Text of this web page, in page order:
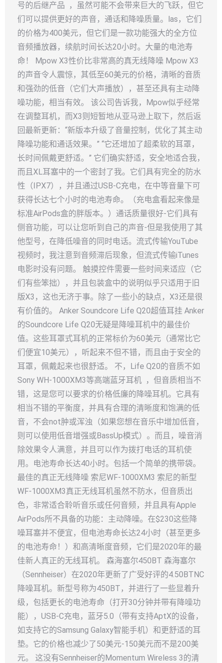
号的后继产品 ，虽然可能不会带来巨大的飞跃，但它
们可以提供更好的声音，通话和降噪质量。las，它们
的价格为400美元，但它们是一款功能强大的全方位
音频播放器，续航时间长达20小时。大量的电池寿
命！ Mpow X3性价比非常高的真无线降噪 Mpow X3
的声音令人震惊，其低至60美元的价格，清晰的音质
和强劲的低音（它们大声播放），甚至还具有主动降
噪功能，相当有效。 该公司告诉我，Mpow似乎经常
在调整耳机，而X3则短暂地从亚马逊上取下，然后返
回最新更新：“新版本升级了音量控制，优化了其主动
降噪功能和通话效果。” “它还增加了超柔软的耳罩，
长时间佩戴更舒适。” 它们确实舒适，安全地适合我，
而且XL耳塞中的一个密封了我。它们具有完全的防水
性（IPX7），并且通过USB-C充电，在中等音量下可
获得长达七个小时的电池寿命。（充电盒看起来像是
标准AirPods盒的胖版本。）通话质量很好-它们具有
侧音功能，可以让您听到自己的声音-但是我使用了其
他型号，在降低噪音的同时电话。流式传输YouTube
视频时，我注意到音频滞后现象，但流式传输iTunes
电影时没有问题。 触摸控件需要一些时间来适应（它
们有些笨拙），并且包装盒中的说明似乎只适用于旧
版X3，这也无济于事。除了一些小的缺点，X3还是很
有价值的。 Anker Soundcore Life Q20超值耳挂 Anker
的Soundcore Life Q20无疑是降噪耳机中的最佳价
值。这些耳罩式耳机的正常标价为60美元（通常比它
们便宜10美元），听起来不但不错，而且由于安全的
耳罩，佩戴起来也很舒适。 不，Life Q20的音质不如
Sony WH-1000XM3等高端蓝牙耳机 ，但音质相当不
错，这是您可以要求的价格低廉的降噪耳机。它具有
相当不错的平衡度，并具有合理的清晰度和饱满的低
音，不会not肿或浑浊（如果您想在音乐中增加低音，
则可以使用低音增强或BassUp模式）。而且，噪音消
除效果令人满意，并且可以作为拨打电话的耳机使
用。电池寿命长达40小时。包括一个简单的携带袋。
最佳的真正无线降噪 索尼WF-1000XM3 索尼的新型
WF-1000XM3真正无线耳机虽然不防水，但音质出
色，非常适合聆听音乐或任何音频，并且具有Apple
AirPods所不具备的功能：主动降噪。在$230这些降
噪耳塞并不便宜，但电池寿命长达24小时（甚至更多
的电池寿命！）和高清晰度音频，它们是2020年的最
佳新人真正的无线耳机。 森海塞尔450BT 森海塞尔
（Sennheiser）在2020年更新了广受好评的4.50BTNC
降噪耳机。新型号称为450BT，并进行了一些显着升
级，包括更长的电池寿命（打开30分钟并带有降噪功
能），USB-C充电，蓝牙5.0（带有支持AptX的设备，
如支持它的Samsung Galaxy智能手机）和更舒适的耳
垫。它的价格也减少了50美元-150美元而不是200美
元。 这没有Sennheiser的Momentum Wireless 3的清